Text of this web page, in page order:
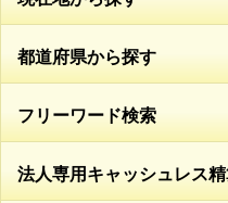
都道府県から探す
フリーワード検索
法人専用キャッシュレス